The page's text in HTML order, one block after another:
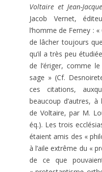
Voltaire et Jean-
Jacob Vernet,
l’homme de Ferney :
de lâcher toujours
qu’il a très peu
de l’ériger, comme
sage » (Cf.
ces citations,
beaucoup d’autres,
de Voltaire, par M.
éq.). Les trois
étaient amis des «
à l’aile extrême du «
de ce que